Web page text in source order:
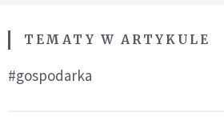
TEMATY W ARTYKULE
#gospodarka